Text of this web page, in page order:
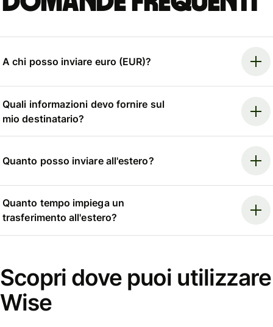
A chi posso inviare euro (EUR)?
Quali informazioni devo fornire sul
mio destinatario?
Quanto posso inviare all'estero?
Quanto tempo impiega un
trasferimento all'estero?
Scopri dove puoi utilizzare
Wise